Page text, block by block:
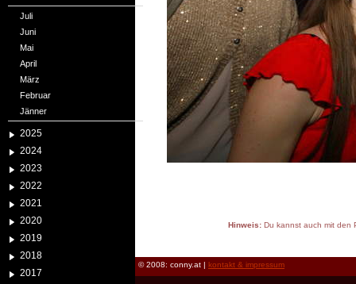
Juli
Juni
Mai
April
März
Februar
Jänner
2025
2024
2023
2022
2021
2020
2019
2018
2017
Hinweis:Du kannst auch mit den
© 2008: conny.at | kontakt & impressum